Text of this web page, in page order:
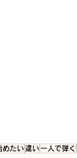
めたい 違い 一人で弾く